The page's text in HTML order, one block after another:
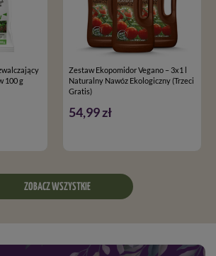
100 g
Zestaw Ekopomidor Vegano – 3x1 l
Naturalny Nawóz Ekologiczny (Trzeci
Gratis)
54,99 zł
ZOBACZ WSZYSTKIE